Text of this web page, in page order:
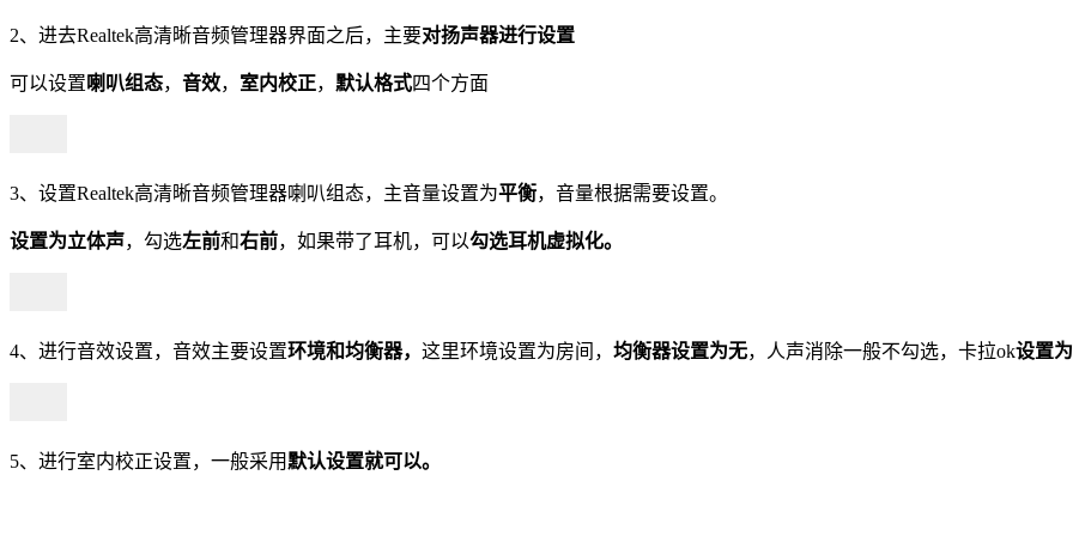
2、进去Realtek高清晰音频管理器界面之后，主要对扬声器进行设置
可以设置喇叭组态， 音效， 室内校正， 默认格式四个方面
3、设置Realtek高清晰音频管理器喇叭组态，主音量设置为平衡，音量根据需要设置。
设置为立体声，勾选左前和右前，如果带了耳机，可以勾选耳机虚拟化。
4、进行音效设置，音效主要设置环境和均衡器， 这里环境设置为房间， 均衡器设置为无，人声消除一般不勾选，卡拉ok设置
5、进行室内校正设置，一般采用 默认设置就可以。